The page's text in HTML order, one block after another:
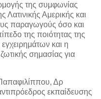
της συμφωνίας
Αμερικής και
παραγωγούς όσο και
της ποιότητας της
και η
σημασίας για
Δρ
εκπαίδευσης